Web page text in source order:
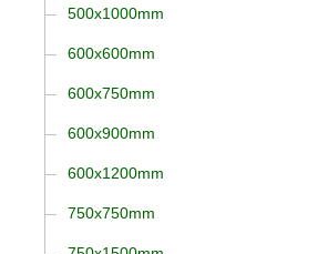
500x1000mm
600x600mm
600x750mm
600x900mm
600x1200mm
750x750mm